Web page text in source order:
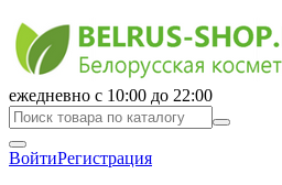
ежедневно с 10:00 до 22:00
ВойтиРегистрация